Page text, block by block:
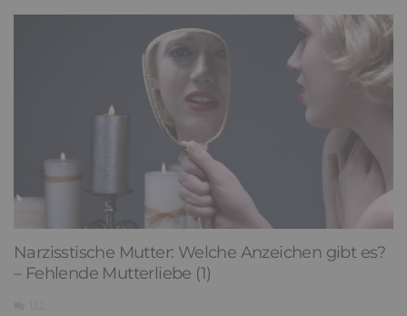
Narzisstische Mutter: Welche Anzeichen gibt es?
– Fehlende Mutterliebe (1)